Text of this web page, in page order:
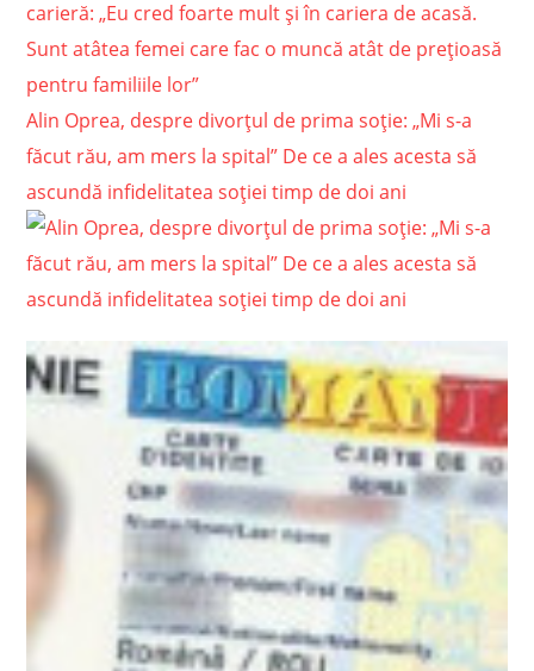
carieră: „Eu cred foarte mult și în cariera de acasă.
Sunt atâtea femei care fac o muncă atât de prețioasă
pentru familiile lor”
Alin Oprea, despre divorțul de prima soție: „Mi s-a
făcut rău, am mers la spital” De ce a ales acesta să
ascundă infidelitatea soției timp de doi ani